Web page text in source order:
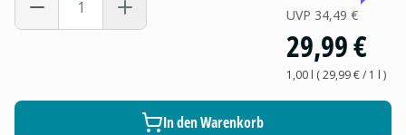
UVP 34,49 €
29,99 €
1,00 l (29,99 €/ 1 l )
In den Warenkorb